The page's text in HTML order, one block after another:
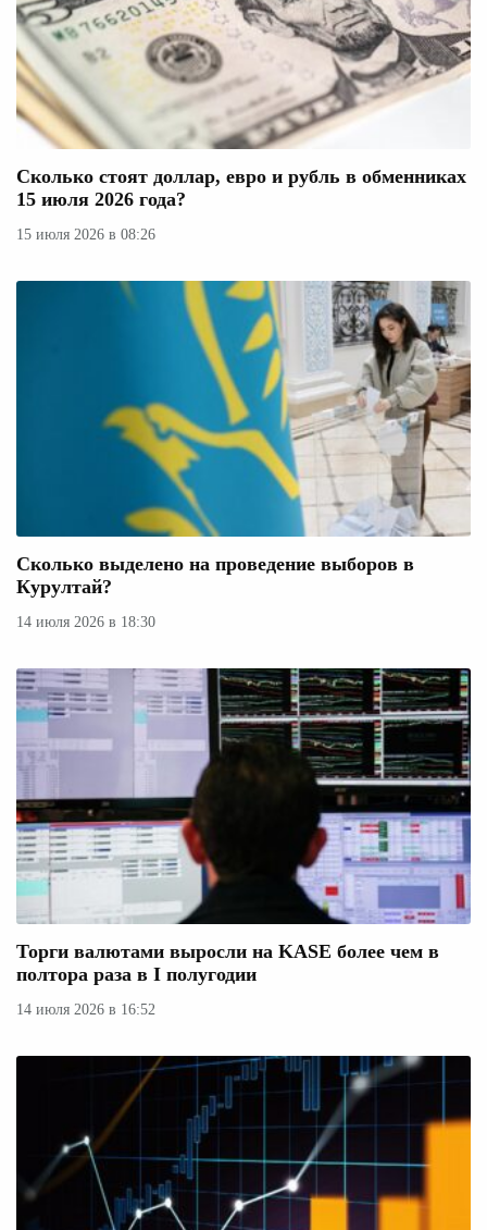
Сколько стоят доллар, евро и рубль в обменниках
15 июля 2026 года?
15 июля 2026 в 08:26
Сколько выделено на проведение выборов в
Курултай?
14 июля 2026 в 18:30
Торги валютами выросли на KASE более чем в
полтора раза в I полугодии
14 июля 2026 в 16:52